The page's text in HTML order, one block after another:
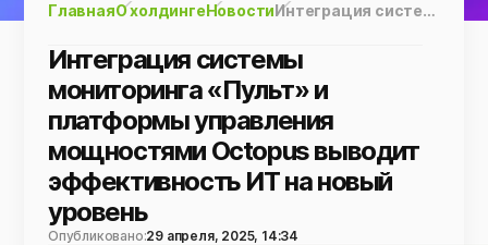
ГлавнаяО холдингеНовости Интеграция системы мониторинга «Пульт» и платформы управления мощностями Octopus выводит эффективность ИТ на новый уровень
Интеграция системы
мониторинга «Пульт» и
платформы управления
мощностями Octopus выводит
эффективность ИТ на новый
уровень
Опубликовано:29 апреля, 2025, 14:34